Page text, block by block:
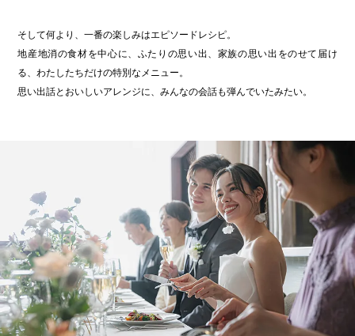
そして何より、一番の楽しみはエピソードレシピ。
地産地消の食材を中心に、ふたりの思い出、家族の思い出をのせて届け
る、わたしたちだけの特別なメニュー。
思い出話とおいしいアレンジに、みんなの会話も弾んでいたみたい。